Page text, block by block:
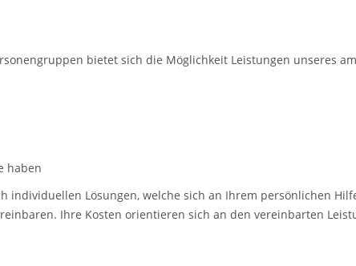
bietet sich die Möglichkeit Leistungen unseres
haben
Lösungen, welche sich an Ihrem persönlichen
Ihre Kosten orientieren sich an den vereinbarten